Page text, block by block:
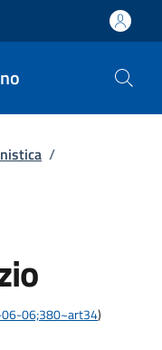
/
06-06;380~art34)